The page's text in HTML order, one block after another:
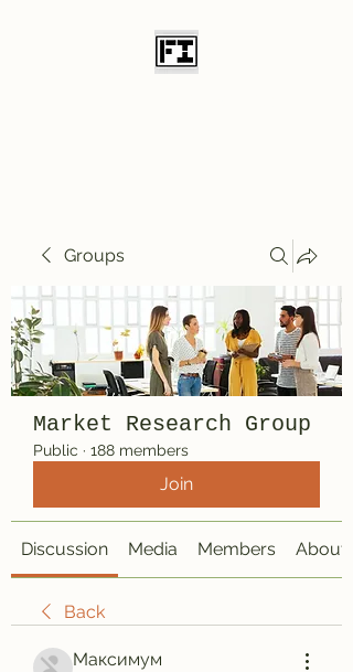
Groups
Market Research Group
Public · 188 members
Join
Discussion Media Members About
Back
Максимум